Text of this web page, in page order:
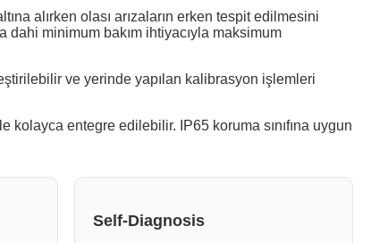
alırken olası arızaların erken tespit edilmesini
dahi minimum bakım ihtiyacıyla maksimum
ve yerinde yapılan kalibrasyon işlemleri
entegre edilebilir. IP65 koruma sınıfına uygun
Self-Diagnosis